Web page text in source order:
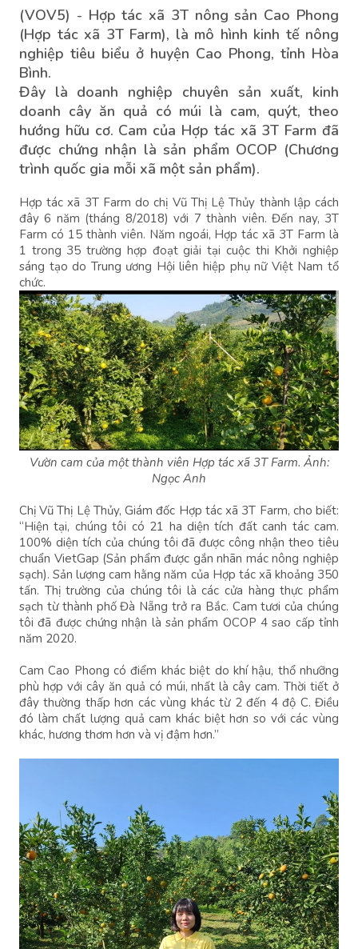
(VOV5) - Hợp tác xã 3T nông sản Cao Phong
(Hợp tác xã 3T Farm), là mô hình kinh tế nông
nghiệp tiêu biểu ở huyện Cao Phong, tỉnh Hòa
Bình.
Đây là doanh nghiệp chuyên sản xuất, kinh
doanh cây ăn quả có múi là cam, quýt, theo
hướng hữu cơ. Cam của Hợp tác xã 3T Farm đã
được chứng nhận là sản phẩm OCOP (Chương
trình quốc gia mỗi xã một sản phẩm).
Hợp tác xã 3T Farm do chị Vũ Thị Lệ Thủy thành lập cách
đây 6 năm (tháng 8/2018) với 7 thành viên. Đến nay, 3T
Farm có 15 thành viên. Năm ngoái, Hợp tác xã 3T Farm là
1 trong 35 trường hợp đoạt giải tại cuộc thi Khởi nghiệp
sáng tạo do Trung ương Hội liên hiệp phụ nữ Việt Nam tổ
chức.
Vườn cam của một thành viên Hợp tác xã 3T Farm. Ảnh:
Ngọc Anh
Chị Vũ Thị Lệ Thủy, Giám đốc Hợp tác xã 3T Farm, cho biết:
“Hiện tại, chúng tôi có 21 ha diện tích đất canh tác cam.
100% diện tích của chúng tôi đã được công nhận theo tiêu
chuẩn VietGap (Sản phẩm được gắn nhãn mác nông nghiệp
sạch). Sản lượng cam hằng năm của Hợp tác xã khoảng 350
tấn. Thị trường của chúng tôi là các cửa hàng thực phẩm
sạch từ thành phố Đà Nẵng trở ra Bắc. Cam tươi của chúng
tôi đã được chứng nhận là sản phẩm OCOP 4 sao cấp tỉnh
năm 2020.
Cam Cao Phong có điểm khác biệt do khí hậu, thổ nhưỡng
phù hợp với cây ăn quả có múi, nhất là cây cam. Thời tiết ở
đây thường thấp hơn các vùng khác từ 2 đến 4 độ C. Điều
đó làm chất lượng quả cam khác biệt hơn so với các vùng
khác, hương thơm hơn và vị đậm hơn.”